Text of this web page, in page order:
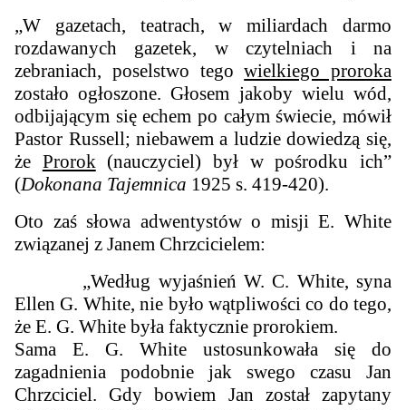
„W gazetach, teatrach, w miliardach darmo
rozdawanych gazetek, w czytelniach i na
zebraniach, poselstwo tegowielkiego proroka
zostało ogłoszone. Głosem jakoby wielu wód,
odbijającym się echem po całym świecie, mówił
Pastor Russell; niebawem a ludzie dowiedzą się,
że Prorok (nauczyciel) był w pośrodku ich”
(Dokonana Tajemnica 1925 s. 419-420).
Oto zaś słowa adwentystów o misji E. White
związanej z Janem Chrzcicielem:
„Według wyjaśnień W. C. White, syna
Ellen G. White, nie było wątpliwości co do tego,
że E. G. White była faktycznie prorokiem.
Sama E. G. White ustosunkowała się do
zagadnienia podobnie jak swego czasu Jan
Chrzciciel. Gdy bowiem Jan został zapytany